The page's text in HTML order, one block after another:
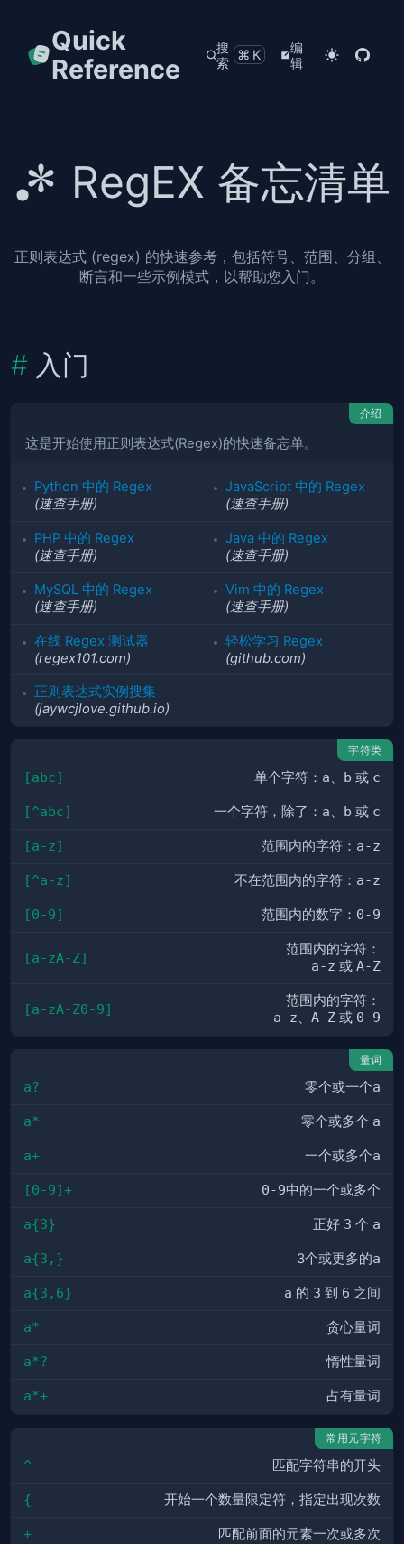
Quick
Reference
搜
索
⌘K
编
辑
RegEX 备忘清单
正则表达式 (regex) 的快速参考，包括符号、范围、分组、
断言和一些示例模式，以帮助您入门。
入门
介绍
这是开始使用正则表达式(Regex)的快速备忘单。
Python 中的 Regex
(速查手册)
JavaScript 中的 Regex
(速查手册)
PHP 中的 Regex
(速查手册)
Java 中的 Regex
(速查手册)
MySQL 中的 Regex
(速查手册)
Vim 中的 Regex
(速查手册)
在线 Regex 测试器
(regex101.com)
轻松学习 Regex
(github.com)
正则表达式实例搜集
(jaywcjlove.github.io)
字符类
[abc] 单个字符： a、 b 或 c
[^abc] 一个字符，除了： a、 b 或 c
[a-z] 范围内的字符： a-z
[^a-z] 不在范围内的字符： a-z
[0-9] 范围内的数字： 0-9
[a-zA-Z]
范围内的字符：
a-z 或 A-Z
[a-zA-Z0-9]
范围内的字符：
a-z、 A-Z 或 0-9
量词
a? 零个或一个a
a* 零个或多个 a
a+ 一个或多个a
[0-9]+ 0-9中的一个或多个
a{3} 正好 3 个 a
a{3,} 3个或更多的a
a{3,6} a 的 3 到 6 之间
a* 贪心量词
a*? 惰性量词
a*+ 占有量词
常用元字符
^ 匹配字符串的开头
{ 开始一个数量限定符，指定出现次数
+ 匹配前面的元素一次或多次